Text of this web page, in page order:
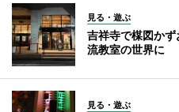
見る・遊ぶ
吉祥寺で楳図か
流教室の世界に
見る・遊ぶ